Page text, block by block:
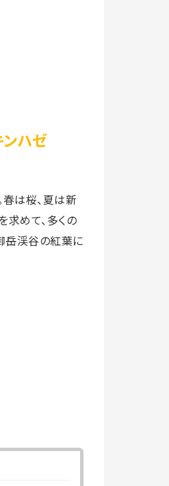
ンハゼ
は桜、夏は新
求めて、多くの
岳渓谷の紅葉に